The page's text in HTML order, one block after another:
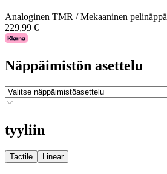
Analoginen TMR / Mekaaninen
229,99 €
Näppäimistön asettelu
tyyliin
Tactile Linear